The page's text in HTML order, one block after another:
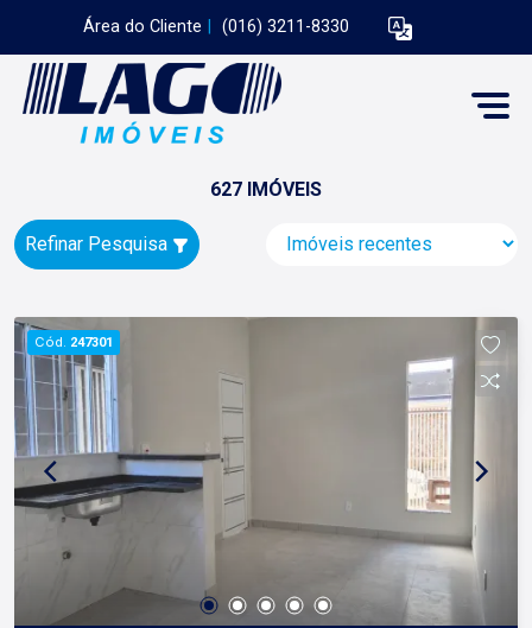
Área do Cliente (016) 3211-8330
627 IMÓVEIS
Refinar Pesquisa
Cód. 247301